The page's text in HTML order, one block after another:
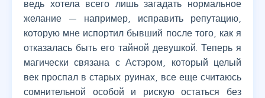
ведь хотела всего лишь загадать нормальное
желание — например, исправить репутацию,
которую мне испортил бывший после того, как я
отказалась быть его тайной девушкой. Теперь я
магически связана с Астэром, который целый
век проспал в старых руинах, все еще считаюсь
сомнительной особой и рискую остаться без